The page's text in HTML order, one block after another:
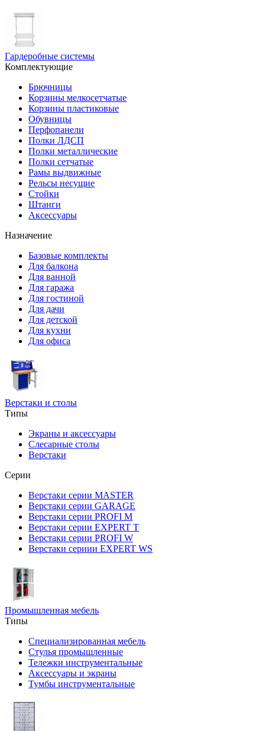
Гардеробные системы
Комплектующие
Брючницы
Корзины мелкосетчатые
Корзины пластиковые
Обувницы
Перфопанели
Полки ЛДСП
Полки металлические
Полки сетчатые
Рамы выдвижные
Рельсы несущие
Стойки
Штанги
Аксессуары
Назначение
Базовые комплекты
Для балкона
Для ванной
Для гаража
Для гостиной
Для дачи
Для детской
Для кухни
Для офиса
Верстаки и столы
Типы
Экраны и аксессуары
Слесарные столы
Верстаки
Серии
Верстаки серии MASTER
Верстаки серии GARAGE
Верстаки серии PROFI M
Верстаки серии EXPERT T
Верстаки серии PROFI W
Верстаки сериии EXPERT WS
Промышленная мебель
Типы
Специализированная мебель
Стулья промышленные
Тележки инструментальные
Аксессуары и экраны
Тумбы инструментальные